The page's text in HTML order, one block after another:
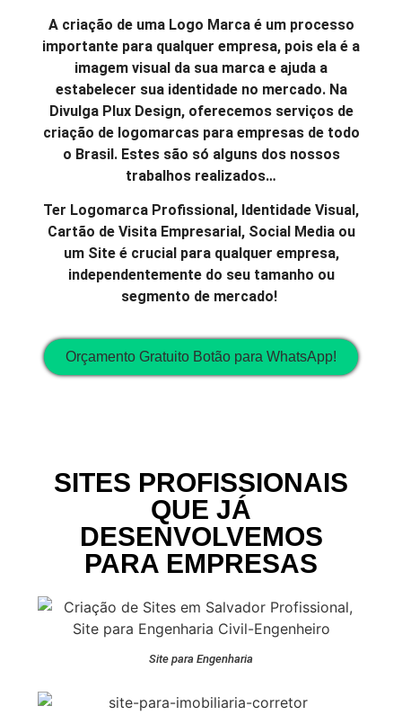
A criação de uma Logo Marca é um processo
importante para qualquer empresa, pois ela é a
imagem visual da sua marca e ajuda a
estabelecer sua identidade no mercado. Na
Divulga Plux Design, oferecemos serviços de
criação de logomarcas para empresas de todo
o Brasil. Estes são só alguns dos nossos
trabalhos realizados…
Ter Logomarca Profissional, Identidade Visual,
Cartão de Visita Empresarial, Social Media ou
um Site é crucial para qualquer empresa,
independentemente do seu tamanho ou
segmento de mercado!
Orçamento Gratuito Botão para WhatsApp!
SITES PROFISSIONAIS
QUE JÁ
DESENVOLVEMOS
PARA EMPRESAS
Site para Engenharia